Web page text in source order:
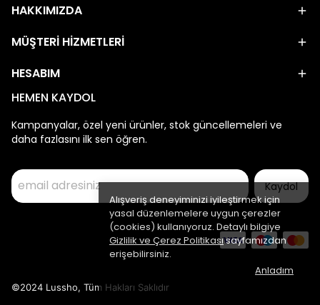
Alışveriş deneyiminizi iyileştirmek için
yasal düzenlemelere uygun çerezler
(cookies) kullanıyoruz. Detaylı bilgiye
Gizlilik ve Çerez Politikasısayfamızdan
erişebilirsiniz.
Anladım
HAKKIMIZDA
MÜŞTERİ HİZMETLERİ
HESABIM
HEMEN KAYDOL
Kampanyalar, özel yeni ürünler, stok güncellemeleri ve
daha fazlasını ilk sen öğren.
Kaydol
©2024 Lussho, Tüm Hakları Saklıdır